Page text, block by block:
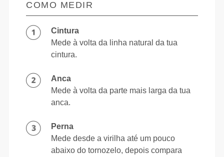
COMO MEDIR
Cintura
Mede à volta da linha natural da tua
cintura.
Anca
Mede à volta da parte mais larga da tua
anca.
Perna
Mede desde a virilha até um pouco
abaixo do tornozelo, depois compara